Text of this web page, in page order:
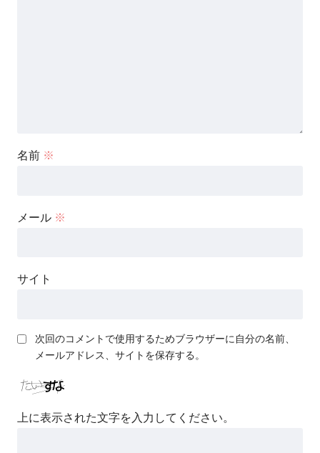
名前 ※
メール ※
サイト
次回のコメントで使用するためブラウザーに自分の名前、
メールアドレス、サイトを保存する。
上に表示された文字を入力してください。